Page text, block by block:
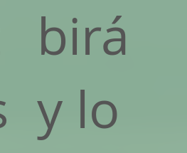
birá
y lo